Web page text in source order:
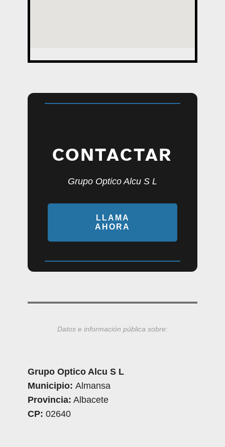
CONTACTAR
Grupo Optico Alcu S L
LLAMA
AHORA
Datos e información pública sobre:
Grupo Optico Alcu S L
Municipio: Almansa
Provincia: Albacete
CP: 02640